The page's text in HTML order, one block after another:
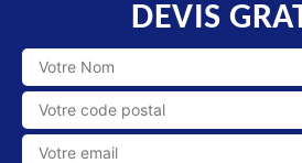
DEVIS